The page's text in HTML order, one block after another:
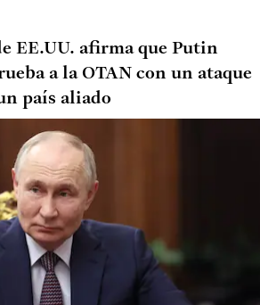
EE.UU. afirma que Putin
a la OTAN con un ataque
país aliado